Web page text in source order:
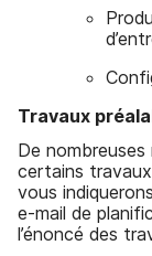
Travaux
De
certains
vous
e-mail de
l’énoncé des